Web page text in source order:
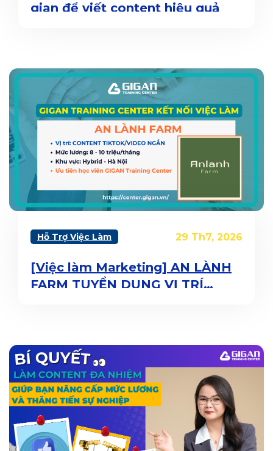
gian để viết content hiệu quả
Hỗ Trợ Việc Làm 29 Th7, 2026
[Việc làm Marketing] AN LÀNH
FARM TUYỂN DỤNG VỊ TRÍ